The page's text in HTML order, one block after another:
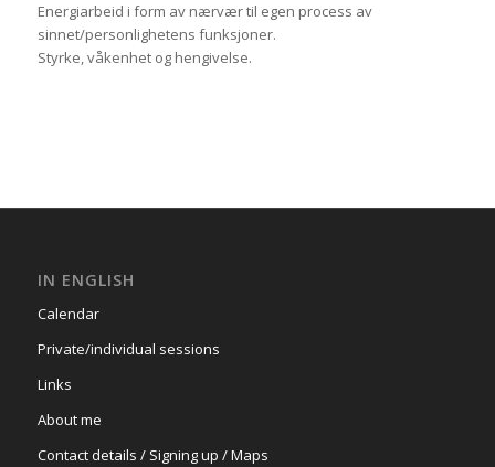
Energiarbeid i form av nærvær til egen process av
sinnet/personlighetens funksjoner.
Styrke, våkenhet og hengivelse.
IN ENGLISH
Calendar
Private/individual sessions
Links
About me
Contact details / Signing up / Maps